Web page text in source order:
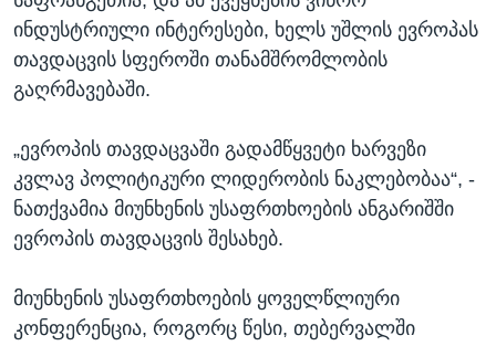
ინდუსტრიული ინტერესები, ხელს უშლის ევროპას
თავდაცვის სფეროში თანამშრომლობის
გაღრმავებაში.
„ევროპის თავდაცვაში გადამწყვეტი ხარვეზი
კვლავ პოლიტიკური ლიდერობის ნაკლებობაა“, -
ნათქვამია მიუნხენის უსაფრთხოების ანგარიშში
ევროპის თავდაცვის შესახებ.
მიუნხენის უსაფრთხოების ყოველწლიური
კონფერენცია, როგორც წესი, თებერვალში